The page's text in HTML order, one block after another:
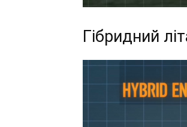
Гібридний